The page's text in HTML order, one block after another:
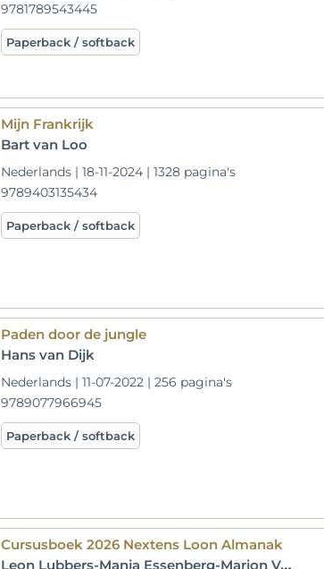
9781789543445
Paperback / softback
Mijn Frankrijk
Bart van Loo
Nederlands | 18-11-2024 | 1328 pagina's
9789403135434
Paperback / softback
Paden door de jungle
Hans van Dijk
Nederlands | 11-07-2022 | 256 pagina's
9789077966945
Paperback / softback
Cursusboek 2026 Nextens Loon Almanak
Leon Lubbers-Manja Essenberg-Marjon Van Ginhoven-Adri Dokter-Aleid Langevoord-Bart Van den Hof-Jos Kok-José Niers-Shaïsta Mohamed Hoesein-Stephanie Oudenijhuis-Wilma Vennmans